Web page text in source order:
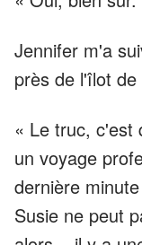
Jennifer m'a
près de l'îlot de
« Le truc, c'est
un voyage
dernière
Susie ne peut